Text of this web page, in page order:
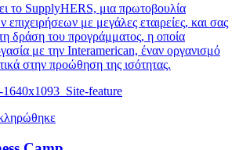
το SupplyHERS, μια πρωτοβουλία
επιχειρήσεων με μεγάλες εταιρείες, και σας
δράση του προγράμματος, η οποία
με την Interamerican, έναν οργανισμό
στην προώθηση της ισότητας.